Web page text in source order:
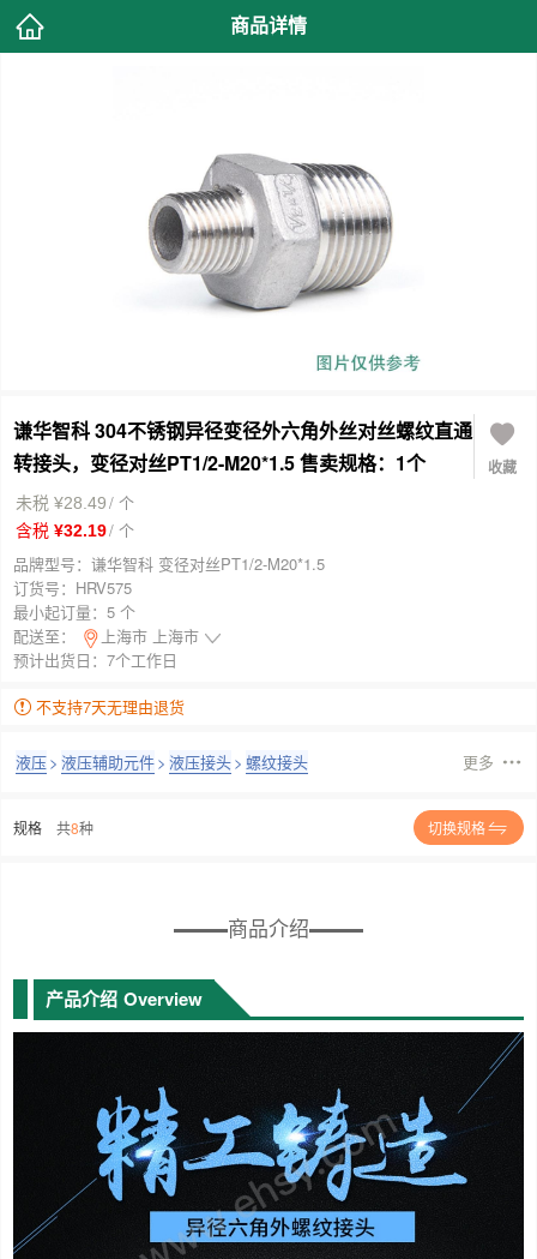
商品详情
谦华智科 304不锈钢异径变径外六角外丝对丝螺纹直通
转接头，变径对丝PT1/2-M20*1.5 售卖规格：1个
收藏
未税 ¥28.49/ 个
含税 ¥32.19/ 个
品牌型号： 谦华智科 变径对丝PT1/2-M20*1.5
订货号： HRV575
最小起订量： 5 个
配送至：
上海市 上海市
预计出货日：7个工作日
不支持7天无理由退货
液压> 液压辅助元件> 液压接头> 螺纹接头 更多
规格 共8种 切换规格
商品介绍
产品介绍 Overview